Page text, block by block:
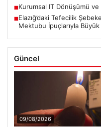
■Kurumsal IT Dönüşümü
■Elazığ’daki Tefecilik
Mektubu İpuçlarıyla Büyük
Güncel
09/08/2026